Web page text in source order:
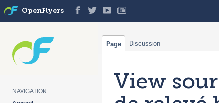
View
Page Discussion
OpenFlyers
NAVIGATION